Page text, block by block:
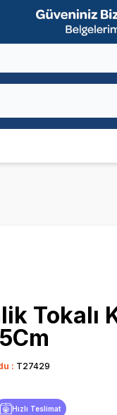
Tokalı
: T27429
Hızlı Teslimat